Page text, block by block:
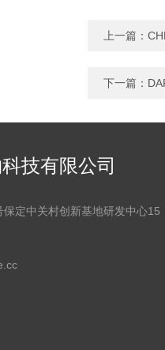
上一篇：
下一篇：
技有限公司
定中关村创新基地研发中心15